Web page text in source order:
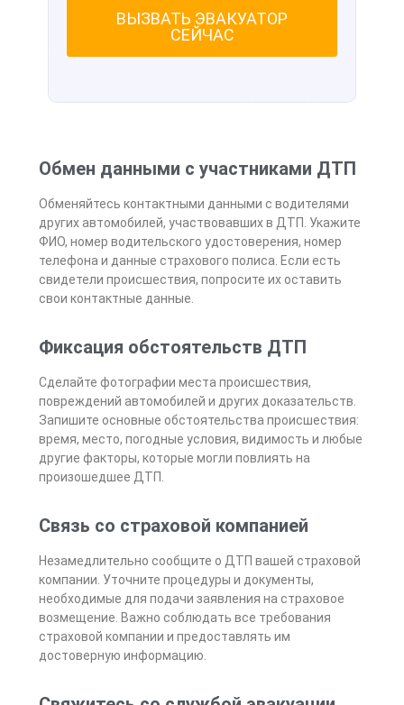
ВЫЗВАТЬ ЭВАКУАТОР
СЕЙЧАС
Обмен данными с участниками ДТП
Обменяйтесь контактными данными с водителями
других автомобилей, участвовавших в ДТП. Укажите
ФИО, номер водительского удостоверения, номер
телефона и данные страхового полиса. Если есть
свидетели происшествия, попросите их оставить
свои контактные данные.
Фиксация обстоятельств ДТП
Сделайте фотографии места происшествия,
повреждений автомобилей и других доказательств.
Запишите основные обстоятельства происшествия:
время, место, погодные условия, видимость и любые
другие факторы, которые могли повлиять на
произошедшее ДТП.
Связь со страховой компанией
Незамедлительно сообщите о ДТП вашей страховой
компании. Уточните процедуры и документы,
необходимые для подачи заявления на страховое
возмещение. Важно соблюдать все требования
страховой компании и предоставлять им
достоверную информацию.